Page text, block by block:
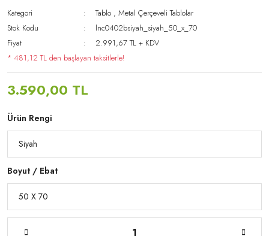
Kategori Tablo ,Metal Çerçeveli Tablolar
Stok Kodu
lnc0402bsiyah_siyah_50_x_70
Fiyat
2.991,67 TL + KDV
* 481,12 TL den başlayan taksitlerle!
3.590,00 TL
Ürün Rengi
Boyut / Ebat